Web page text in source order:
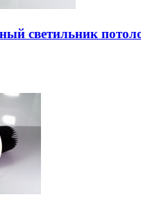
светильник